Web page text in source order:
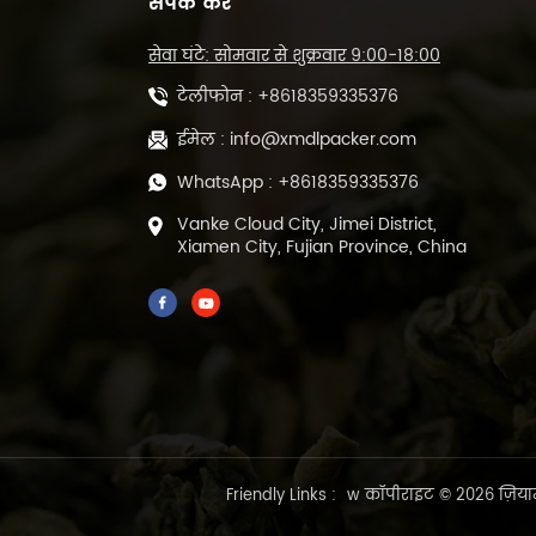
स्वचालित POF फिल्म हीट
DL-450L
500 ग्राम प्रीमेड ग्रीन लूज़
मशीन DL-DBZ-500
सेवा घंटे: सोमवार से शुक्रवार 9:00-18:00
टेलीफोन : +8618359335376
ईमेल : info@xmdlpacker.com
WhatsApp : +8618359335376
Vanke Cloud City, Jimei District,
Xiamen City, Fujian Province, China
Friendly Links : w कॉपीराइट © 2026